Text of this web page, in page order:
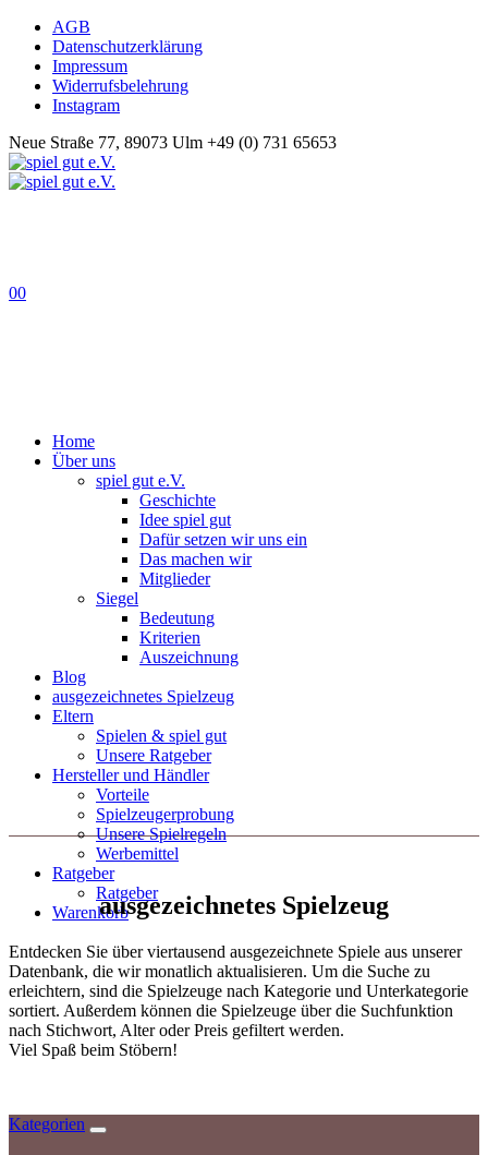
AGB
Datenschutzerklärung
Impressum
Widerrufsbelehrung
Instagram
Neue Straße 77, 89073 Ulm +49 (0) 731 65653
00
Home
Über uns
spiel gut e.V.
Geschichte
Idee spiel gut
Dafür setzen wir uns ein
Das machen wir
Mitglieder
Siegel
Bedeutung
Kriterien
Auszeichnung
Blog
ausgezeichnetes Spielzeug
Eltern
Spielen & spiel gut
Unsere Ratgeber
Hersteller und Händler
Vorteile
Spielzeugerprobung
Unsere Spielregeln
Werbemittel
Ratgeber
Ratgeber
Warenkorbausgezeichnetes Spielzeug
Entdecken Sie über viertausend ausgezeichnete Spiele aus unserer
Datenbank, die wir monatlich aktualisieren. Um die Suche zu
erleichtern, sind die Spielzeuge nach Kategorie und Unterkategorie
sortiert. Außerdem können die Spielzeuge über die Suchfunktion
nach Stichwort, Alter oder Preis gefiltert werden.
Viel Spaß beim Stöbern!
Kategorien